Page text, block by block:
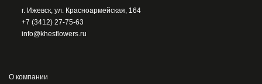
г. Ижевск, ул. Красноармейская, 164
+7 (3412) 27-75-63
info@khesflowers.ru
О компании